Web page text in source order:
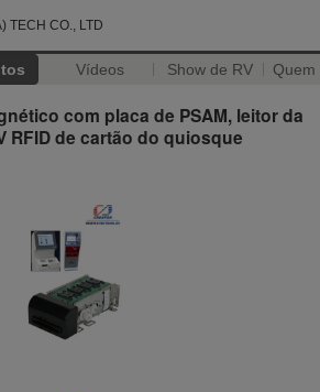
TECH CO., LTD
Vídeos Show de RV Quem
com placa de PSAM, leitor da
RFID de cartão do quiosque